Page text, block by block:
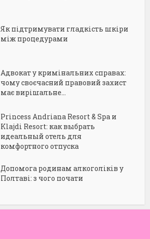
Як підтримувати гладкість шкіри
між процедурами
Адвокат у кримінальних справах:
чому своєчасний правовий захист
має вирішальне...
Princess Andriana Resort & Spa и
Klajdi Resort: как выбрать
идеальный отель для
комфортного отпуска
Допомога родинам алкоголіків у
Полтаві: з чого почати